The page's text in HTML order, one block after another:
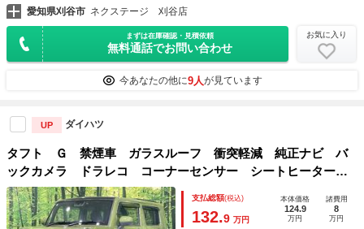
愛知県刈谷市 ネクステージ 刈谷店
まずは在庫確認・見積依頼
無料通話でお問い合わせ
お気に入り
今あなたの他に9人が見ています
UP ダイハツ
タフト Ｇ 禁煙車 ガラスルーフ 衝突軽減 純正ナビ バ
ックカメラ ドラレコ コーナーセンサー シートヒーター
ＬＥＤヘッド オートライト オートエアコン ＬＥＤフォ
グ スマートキー アイドリングストップ
支払総額(税込)
132.9 万円
本体価格
124.9
万円
諸費用
8
万円